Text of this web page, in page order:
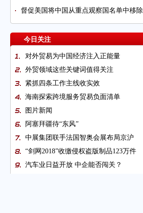
督促美国将中国从重点观察国名单中移除
今日关注
对外贸易为中国经济注入正能量
外贸领域这些关键词值得关注
紧抓四条工作主线收实效
海南探索跨境服务贸易负面清单
图片新闻
阿塞拜疆待“东风”
中展集团联手法国智奥会展布局京沪
“剑网2018”收缴侵权盗版制品123万件
汽车业日益开放 中企能否闯关？